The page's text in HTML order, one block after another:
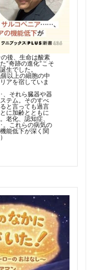
後、生命は酸素
”奇跡の進化”こそ
生でした。
以上の細胞の中
アを宿していま
、それら臓器や器
テム。そのすべ
と言っても過言
に加齢とともに
老化、認知症、
。これらの病気の
能低下が深く関